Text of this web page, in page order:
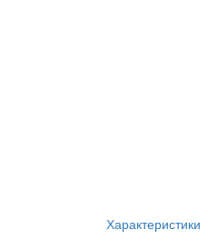
Характеристики